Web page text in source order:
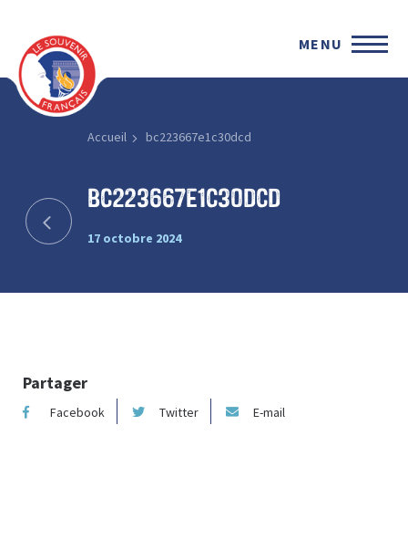
MENU
Accueil bc223667e1c30dcd
bc223667e1c30dcd
17 octobre 2024
Partager
Facebook Twitter E-mail